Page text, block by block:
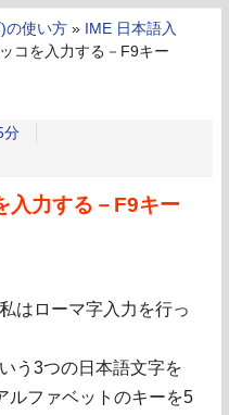
の使い方 » IME 日本語入
コを入力する－F9キー
分
入力する－F9キー
はローマ字入力を行っ
う3つの日本語文字を
ルファベットのキーを5